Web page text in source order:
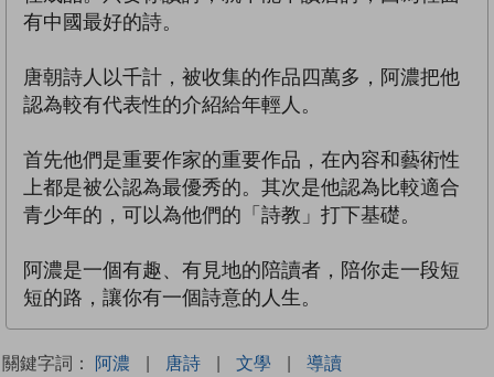
有中國最好的詩。
唐朝詩人以千計，被收集的作品四萬多，阿濃把他
認為較有代表性的介紹給年輕人。
首先他們是重要作家的重要作品，在內容和藝術性
上都是被公認為最優秀的。其次是他認為比較適合
青少年的，可以為他們的「詩教」打下基礎。
阿濃是一個有趣、有見地的陪讀者，陪你走一段短
短的路，讓你有一個詩意的人生。
關鍵字詞： 阿濃 | 唐詩 | 文學 | 導讀